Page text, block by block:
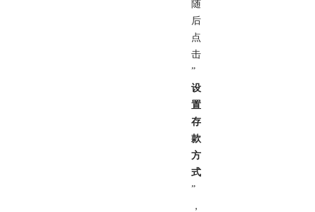
随
后
点
击
”
设
置
存
款
方
式
”
，